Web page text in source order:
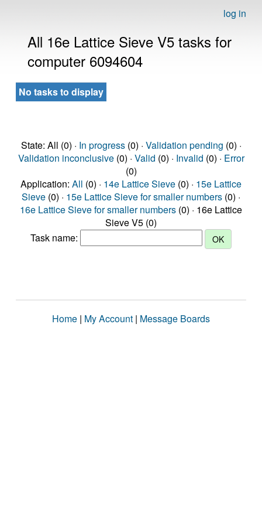
log in
All 16e Lattice Sieve V5 tasks for
computer 6094604
No tasks to display
State: All (0) · In progress(0) · Validation pending (0) ·
Validation inconclusive(0) · Valid (0) · Invalid (0) · Error
(0)
Application: All (0) · 14e Lattice Sieve (0) · 15e Lattice
Sieve (0) · 15e Lattice Sieve for smaller numbers (0) ·
16e Lattice Sieve for smaller numbers (0) · 16e Lattice
Sieve V5 (0)
Task name:
Home | My Account | Message Boards